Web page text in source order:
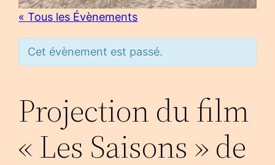
« Tous les Évènements
Cet évènement est passé.
Projection du film
« Les Saisons » de